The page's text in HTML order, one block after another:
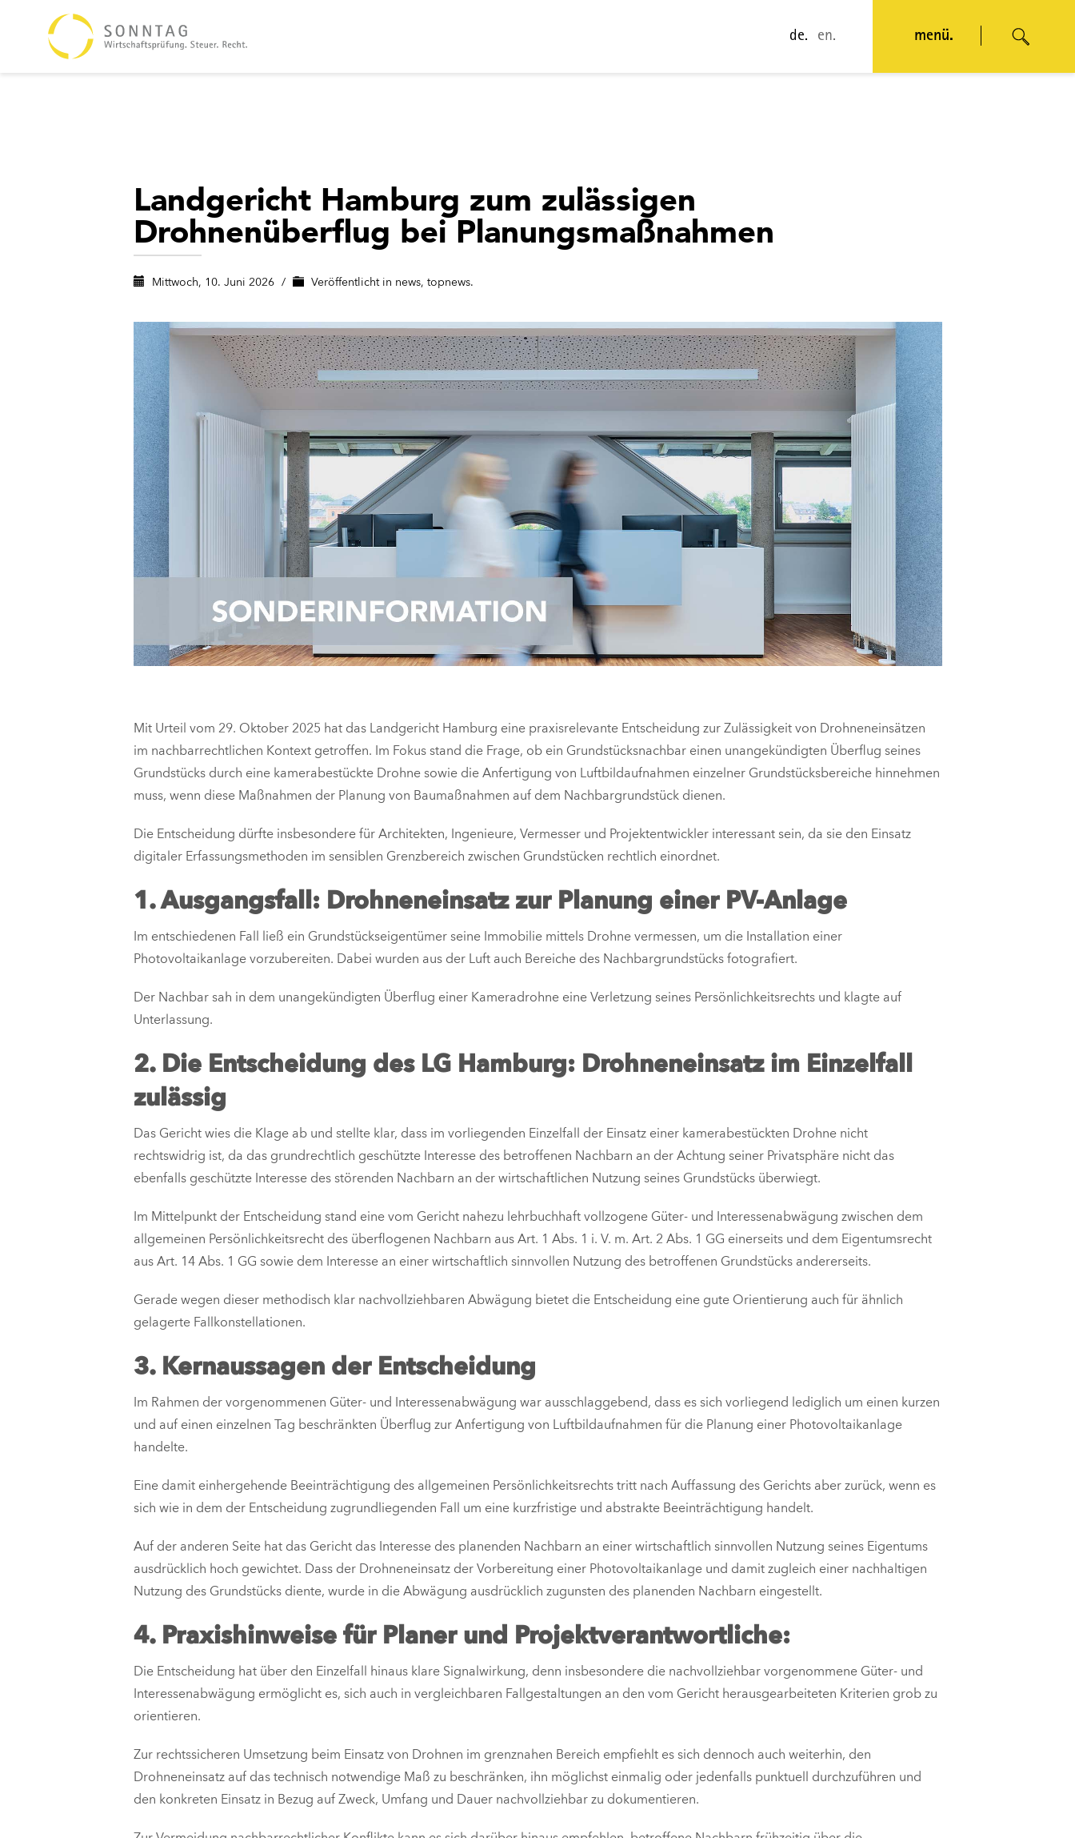
de. en. menü.
Landgericht Hamburg zum zulässigen
Drohnenüberflug bei Planungsmaßnahmen
Mittwoch, 10. Juni 2026 / Veröffentlicht in news, topnews.
Mit Urteil vom 29. Oktober 2025 hat das Landgericht Hamburg eine praxisrelevante Entscheidung zur Zulässigkeit von Drohneneinsätzen
im nachbarrechtlichen Kontext getroffen. Im Fokus stand die Frage, ob ein Grundstücksnachbar einen unangekündigten Überflug seines
Grundstücks durch eine kamerabestückte Drohne sowie die Anfertigung von Luftbildaufnahmen einzelner Grundstücksbereiche hinnehmen
muss, wenn diese Maßnahmen der Planung von Baumaßnahmen auf dem Nachbargrundstück dienen.
Die Entscheidung dürfte insbesondere für Architekten, Ingenieure, Vermesser und Projektentwickler interessant sein, da sie den Einsatz
digitaler Erfassungsmethoden im sensiblen Grenzbereich zwischen Grundstücken rechtlich einordnet.
1. Ausgangsfall: Drohneneinsatz zur Planung einer PV-Anlage
Im entschiedenen Fall ließ ein Grundstückseigentümer seine Immobilie mittels Drohne vermessen, um die Installation einer
Photovoltaikanlage vorzubereiten. Dabei wurden aus der Luft auch Bereiche des Nachbargrundstücks fotografiert.
Der Nachbar sah in dem unangekündigten Überflug einer Kameradrohne eine Verletzung seines Persönlichkeitsrechts und klagte auf
Unterlassung.
2. Die Entscheidung des LG Hamburg: Drohneneinsatz im Einzelfall
zulässig
Das Gericht wies die Klage ab und stellte klar, dass im vorliegenden Einzelfall der Einsatz einer kamerabestückten Drohne nicht
rechtswidrig ist, da das grundrechtlich geschützte Interesse des betroffenen Nachbarn an der Achtung seiner Privatsphäre nicht das
ebenfalls geschützte Interesse des störenden Nachbarn an der wirtschaftlichen Nutzung seines Grundstücks überwiegt.
Im Mittelpunkt der Entscheidung stand eine vom Gericht nahezu lehrbuchhaft vollzogene Güter- und Interessenabwägung zwischen dem
allgemeinen Persönlichkeitsrecht des überflogenen Nachbarn aus Art. 1 Abs. 1 i. V. m. Art. 2 Abs. 1 GG einerseits und dem Eigentumsrecht
aus Art. 14 Abs. 1 GG sowie dem Interesse an einer wirtschaftlich sinnvollen Nutzung des betroffenen Grundstücks andererseits.
Gerade wegen dieser methodisch klar nachvollziehbaren Abwägung bietet die Entscheidung eine gute Orientierung auch für ähnlich
gelagerte Fallkonstellationen.
3. Kernaussagen der Entscheidung
Im Rahmen der vorgenommenen Güter- und Interessenabwägung war ausschlaggebend, dass es sich vorliegend lediglich um einen kurzen
und auf einen einzelnen Tag beschränkten Überflug zur Anfertigung von Luftbildaufnahmen für die Planung einer Photovoltaikanlage
handelte.
Eine damit einhergehende Beeinträchtigung des allgemeinen Persönlichkeitsrechts tritt nach Auffassung des Gerichts aber zurück, wenn es
sich wie in dem der Entscheidung zugrundliegenden Fall um eine kurzfristige und abstrakte Beeinträchtigung handelt.
Auf der anderen Seite hat das Gericht das Interesse des planenden Nachbarn an einer wirtschaftlich sinnvollen Nutzung seines Eigentums
ausdrücklich hoch gewichtet. Dass der Drohneneinsatz der Vorbereitung einer Photovoltaikanlage und damit zugleich einer nachhaltigen
Nutzung des Grundstücks diente, wurde in die Abwägung ausdrücklich zugunsten des planenden Nachbarn eingestellt.
4. Praxishinweise für Planer und Projektverantwortliche:
Die Entscheidung hat über den Einzelfall hinaus klare Signalwirkung, denn insbesondere die nachvollziehbar vorgenommene Güter- und
Interessenabwägung ermöglicht es, sich auch in vergleichbaren Fallgestaltungen an den vom Gericht herausgearbeiteten Kriterien grob zu
orientieren.
Zur rechtssicheren Umsetzung beim Einsatz von Drohnen im grenznahen Bereich empfiehlt es sich dennoch auch weiterhin, den
Drohneneinsatz auf das technisch notwendige Maß zu beschränken, ihn möglichst einmalig oder jedenfalls punktuell durchzuführen und
den konkreten Einsatz in Bezug auf Zweck, Umfang und Dauer nachvollziehbar zu dokumentieren.